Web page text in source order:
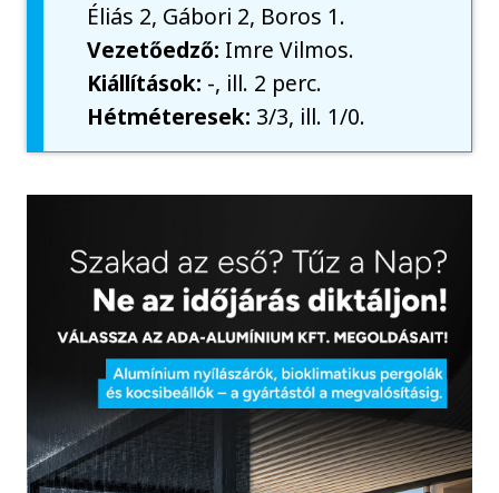
Éliás 2, Gábori 2, Boros 1.
Vezetőedző: Imre Vilmos.
Kiállítások: -, ill. 2 perc.
Hétméteresek: 3/3, ill. 1/0.